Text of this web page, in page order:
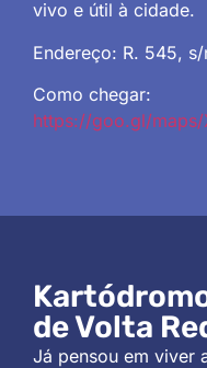
vivo e útil à cidade.
Endereço: R. 545,
Como chegar:
https://goo.gl/maps/
de Volta
Já pensou em viver